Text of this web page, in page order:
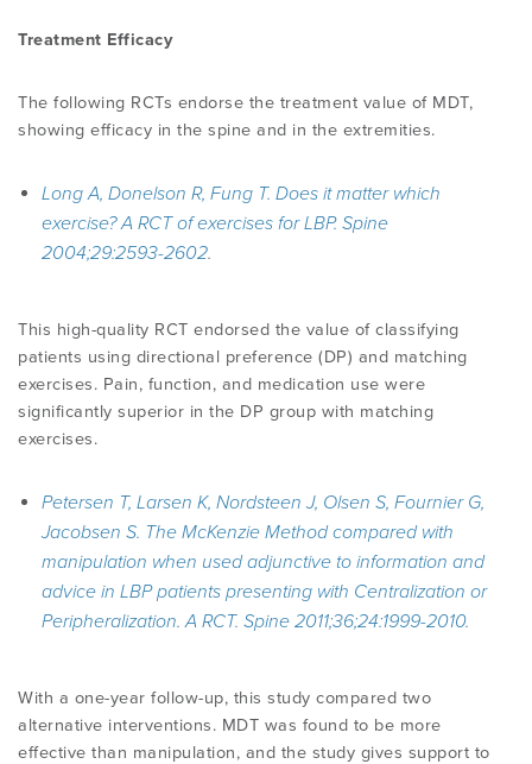
Treatment Efficacy
The following RCTs endorse the treatment value of MDT,
showing efficacy in the spine and in the extremities.
Long A, Donelson R, Fung T. Does it matter which
exercise? A RCT of exercises for LBP. Spine
2004;29:2593-2602.
This high-quality RCT endorsed the value of classifying
patients using directional preference (DP) and matching
exercises. Pain, function, and medication use were
significantly superior in the DP group with matching
exercises.
Petersen T, Larsen K, Nordsteen J, Olsen S, Fournier G,
Jacobsen S. The McKenzie Method compared with
manipulation when used adjunctive to information and
advice in LBP patients presenting with Centralization or
Peripheralization. A RCT. Spine 2011;36;24:1999-2010.
With a one-year follow-up, this study compared two
alternative interventions. MDT was found to be more
effective than manipulation, and the study gives support to